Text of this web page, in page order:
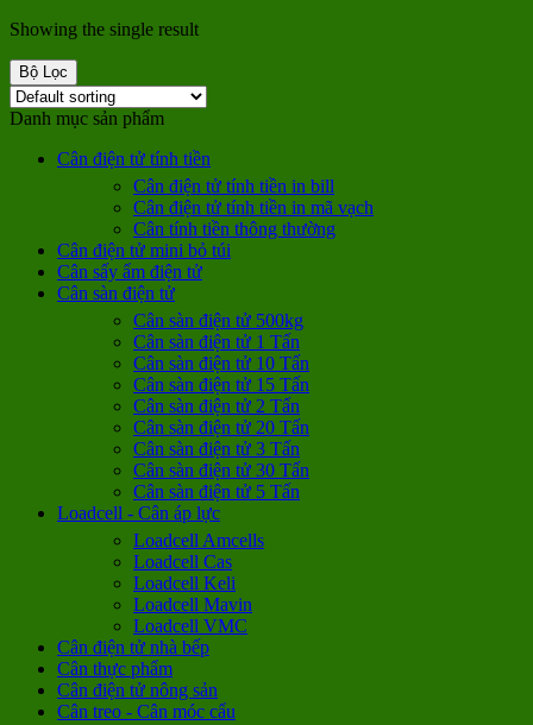
Showing the single result
Bộ Lọc
Danh mục sản phẩm
Cân điện tử tính tiền
Cân điện tử tính tiền in bill
Cân điện tử tính tiền in mã vạch
Cân tính tiền thông thường
Cân điện tử mini bỏ túi
Cân sấy ẩm điện tử
Cân sàn điện tử
Cân sàn điện tử 500kg
Cân sàn điện tử 1 Tấn
Cân sàn điện tử 10 Tấn
Cân sàn điện tử 15 Tấn
Cân sàn điện tử 2 Tấn
Cân sàn điện tử 20 Tấn
Cân sàn điện tử 3 Tấn
Cân sàn điện tử 30 Tấn
Cân sàn điện tử 5 Tấn
Loadcell - Cân áp lực
Loadcell Amcells
Loadcell Cas
Loadcell Keli
Loadcell Mavin
Loadcell VMC
Cân điện tử nhà bếp
Cân thực phẩm
Cân điện tử nông sản
Cân treo - Cân móc cẩu